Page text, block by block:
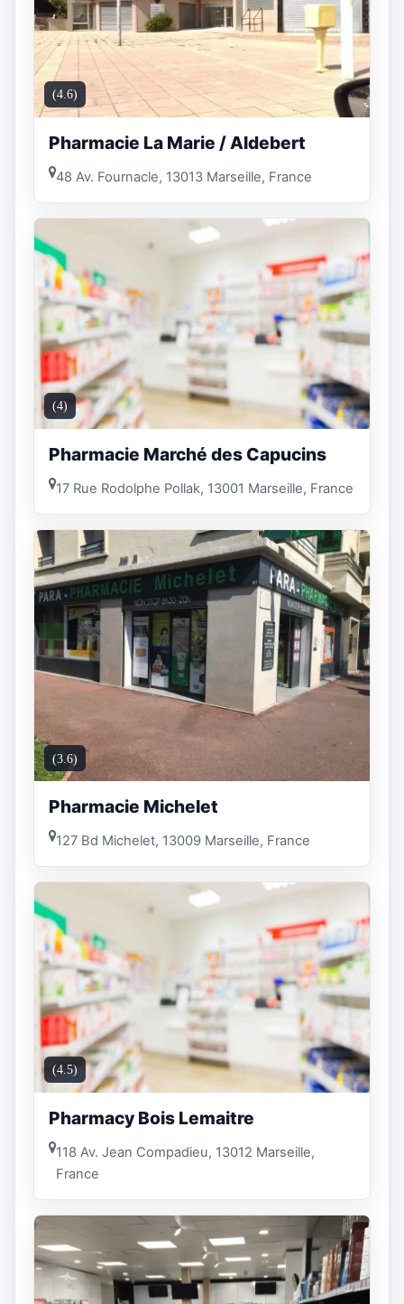
(4.6)
Pharmacie La Marie / Aldebert
48 Av. Fournacle, 13013 Marseille, France
(4)
Pharmacie Marché des Capucins
17 Rue Rodolphe Pollak, 13001 Marseille, France
(3.6)
Pharmacie Michelet
127 Bd Michelet, 13009 Marseille, France
(4.5)
Pharmacy Bois Lemaitre
118 Av. Jean Compadieu, 13012 Marseille,
France